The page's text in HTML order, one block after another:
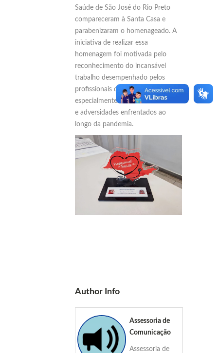
Saúde de São José do Rio Preto
compareceram à Santa Casa e
parabenizaram o homenageado. A
iniciativa de realizar essa
homenagem foi motivada pelo
reconhecimento do incansável
trabalho desempenhado pelos
profissionais da saúde,
especialmente durante os desafios
e adversidades enfrentados ao
longo da pandemia.
Author Info
Assessoria de
Comunicação
Assessoria de